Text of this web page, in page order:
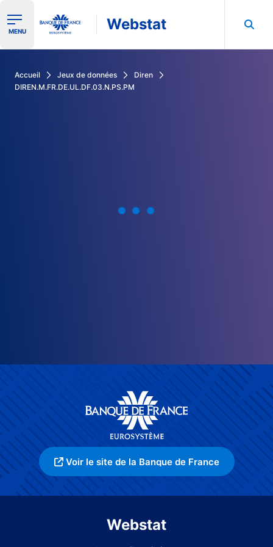
Ouvrir le menu de navigation
MENU Webstat
Accueil Jeux de données
Diren
DIREN.M.FR.DE.UL.DF.03.N.PS.PM
Voir le site de la Banque de France
Webstat